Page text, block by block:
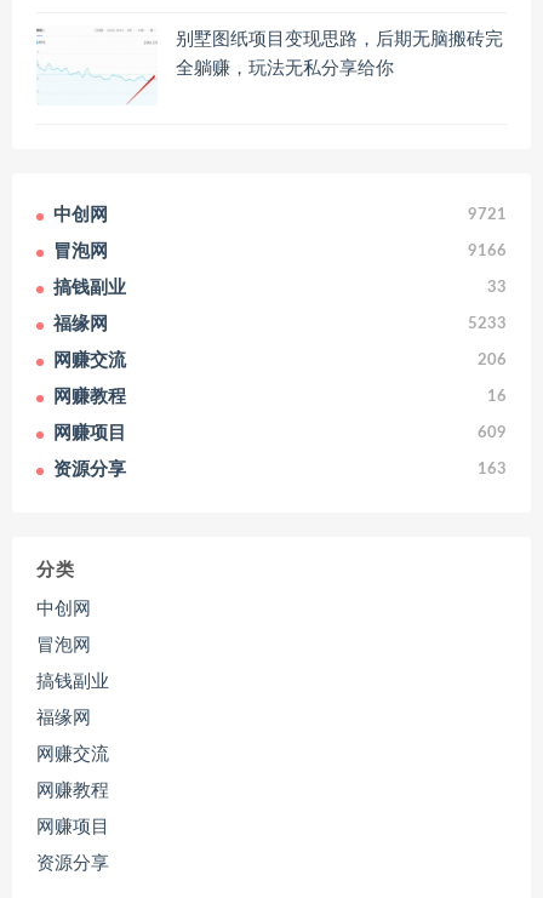
别墅图纸项目变现思路，后期无脑搬砖完
全躺赚，玩法无私分享给你
中创网 9721
冒泡网 9166
搞钱副业 33
福缘网 5233
网赚交流 206
网赚教程 16
网赚项目 609
资源分享 163
分类
中创网
冒泡网
搞钱副业
福缘网
网赚交流
网赚教程
网赚项目
资源分享